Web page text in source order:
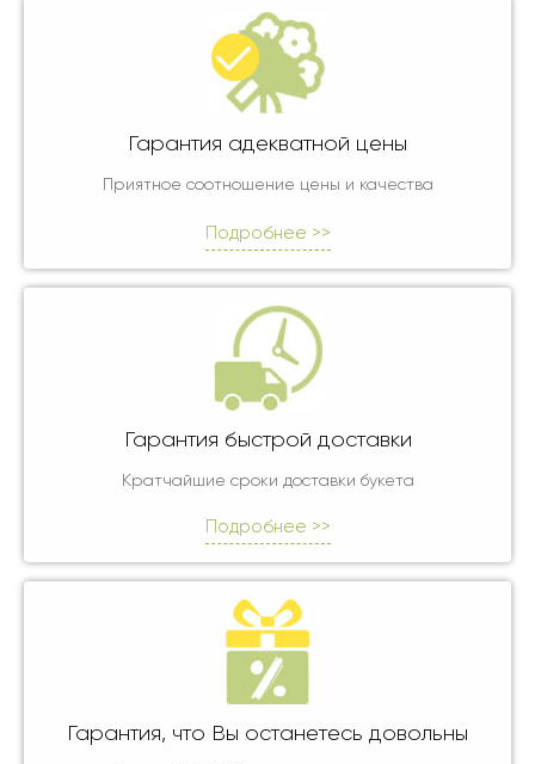
Гарантия адекватной цены
Приятное соотношение цены и качества
Подробнее >>
Гарантия быстрой доставки
Кратчайшие сроки доставки букета
Подробнее >>
Гарантия, что Вы останетесь довольны